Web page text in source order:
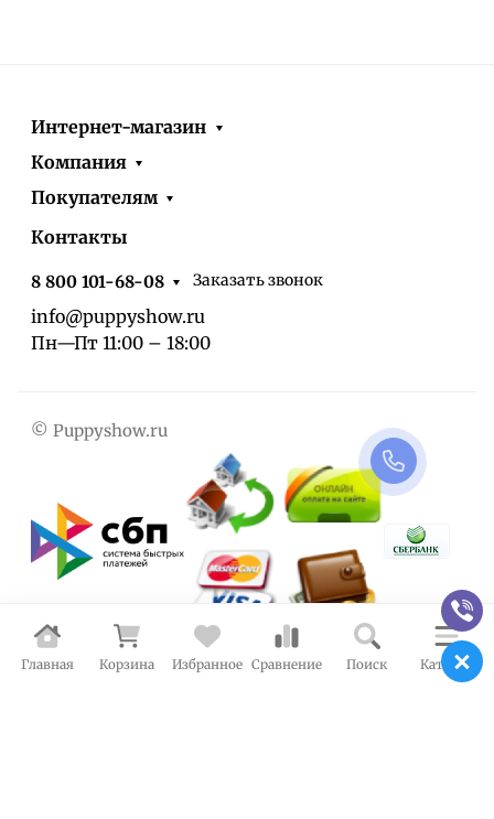
Главная Корзина Избранное Сравнение Поиск Каталог
Интернет-магазин
Компания
Покупателям
Контакты
8 800 101-68-08 Заказать звонок
info@puppyshow.ru
Пн—Пт 11:00 – 18:00
© Puppyshow.ru